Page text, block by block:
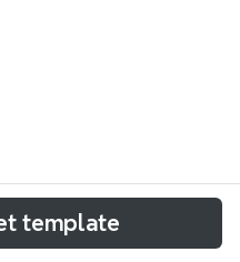
) 마인드맵 템플릿은 가
를 위해 설계된 전문적인
template